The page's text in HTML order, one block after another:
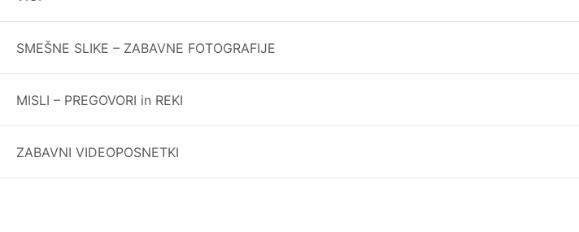
SMEŠNE SLIKE – ZABAVNE FOTOGRAFIJE
MISLI – PREGOVORI in REKI
ZABAVNI VIDEOPOSNETKI
Najboljši verzi in vici daleč naokoli. Naj Vama